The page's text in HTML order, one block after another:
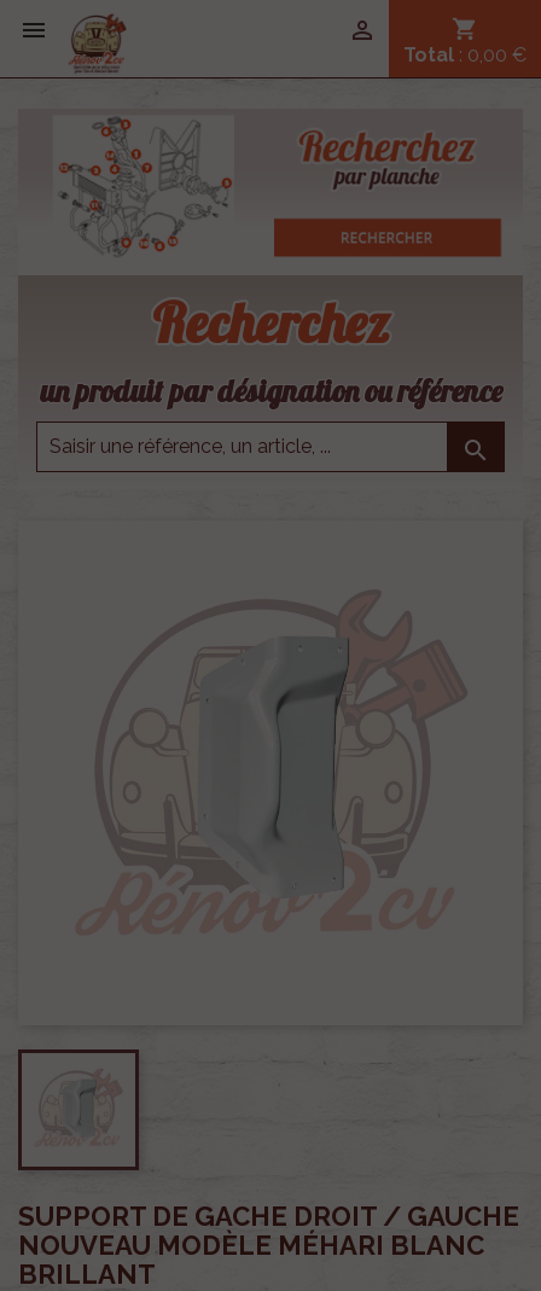
 shopping_cart
Total : 0,00 €

Recherchez
un produit par désignation ou référence

SUPPORT DE GACHE DROIT / GAUCHE
NOUVEAU MODÈLE MÉHARI BLANC
BRILLANT